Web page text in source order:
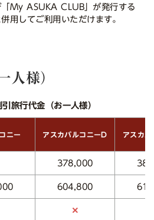
「My ASUKA CLUB」が発行する
用してご利用いただけます。
人様）
旅行代金（お一人様）
ニー アスカバルコニーD アスカバ
378,000
604,800
✕